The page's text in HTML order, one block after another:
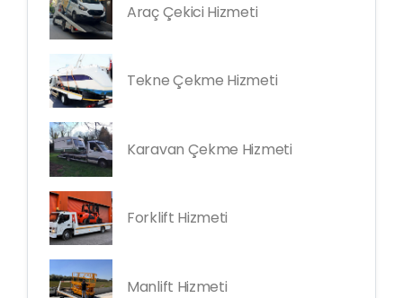
Araç Çekici Hizmeti
Tekne Çekme Hizmeti
Karavan Çekme Hizmeti
Forklift Hizmeti
Manlift Hizmeti